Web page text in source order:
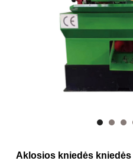
Aklosios kniedės